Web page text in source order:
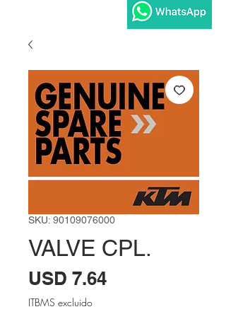
SKU: 90109076000
VALVE CPL.
USD 7.64Precio
ITBMS excluido